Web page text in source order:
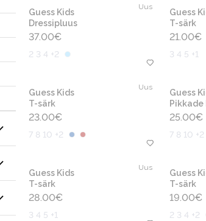
Uus
Guess Kids
Dressipluus
37.00€
2 3 4 +2
Guess
T-särk
21.00€
3 4 5 +1
Uus
Guess Kids
T-särk
23.00€
7 8 10 +2
Guess
25.00€
7 8 10 +2
Uus
Guess Kids
T-särk
28.00€
3 4 5 +1
Guess
T-särk
19.00€
2 3 4 +2